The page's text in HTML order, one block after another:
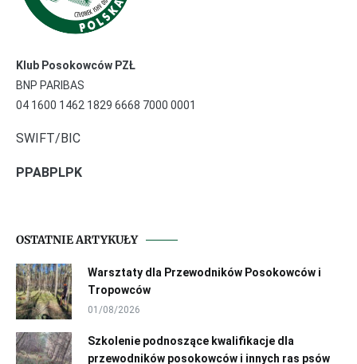
Klub Posokowców PZŁ
BNP PARIBAS
04 1600 1462 1829 6668 7000 0001
SWIFT/BIC
PPABPLPK
OSTATNIE ARTYKUŁY
Warsztaty dla Przewodników Posokowców i
Tropowców
01/08/2026
Szkolenie podnoszące kwalifikacje dla
przewodników posokowców i innych ras psów